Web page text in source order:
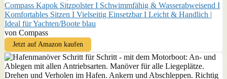
Compass Kapok Sitzpolster I Schwimmfähig & Wasserabweisend I
Komfortables Sitzen I Vielseitig Einsetzbar I Leicht & Handlich |
Ideal für Yachten/Boote blau
von Compass
Jetzt auf Amazon kaufen